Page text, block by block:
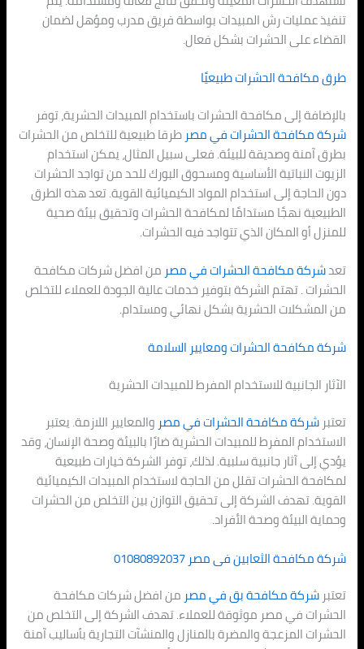
تنفيذ عمليات رش المبيدات بواسطة فريق مدرب ومؤهل لضمان
القضاء على الحشرات بشكل فعال.
طرق مكافحة الحشرات طبيعيًا
بالإضافة إلى مكافحة الحشرات باستخدام المبيدات الحشرية، توفر
شركة مكافحة الحشرات في مصر طرقا طبيعية للتخلص من الحشرات
بطرق آمنة وصديقة للبيئة. فعلى سبيل المثال، يمكن استخدام
الزيوت النباتية الأساسية ومسحوق البورك للحد من تواجد الحشرات
دون الحاجة إلى استخدام المواد الكيميائية القوية. تعد هذه الطرق
الطبيعية نهجًا مستدامًا لمكافحة الحشرات وتحقيق بيئة صحية
للمنزل أو المكان الذي تتواجد فيه الحشرات.
تعدشركة مكافحة الحشرات في مصر من افضل شركات مكافحة
الحشرات . تهتم الشركة بتوفير خدمات عالية الجودة للعملاء للتخلص
من المشكلات الحشرية بشكل نهائي ومستدام.
شركة مكافحة الحشرات ومعايير السلامة
الآثار الجانبية للاستخدام المفرط للمبيدات الحشرية
تعتبرشركة مكافحة الحشرات في مصر والمعايير اللازمة. يعتبر
الاستخدام المفرط للمبيدات الحشرية ضارًا بالبيئة وصحة الإنسان، وقد
يؤدي إلى آثار جانبية سلبية. لذلك، توفر الشركة خيارات طبيعية
لمكافحة الحشرات تقلل من الحاجة لاستخدام المبيدات الكيميائية
القوية. تهدف الشركة إلى تحقيق التوازن بين التخلص من الحشرات
وحماية البيئة وصحة الأفراد.
شركة مكافحة الثعابين فى مصر 01080892037
تعتبر شركة مكافحة بق في مصر من افضل شركات مكافحة
الحشرات في مصر موثوقة للعملاء. تهدف الشركة إلى التخلص من
الحشرات المزعجة والمضرة بالمنازل والمنشآت التجارية بأساليب آمنة